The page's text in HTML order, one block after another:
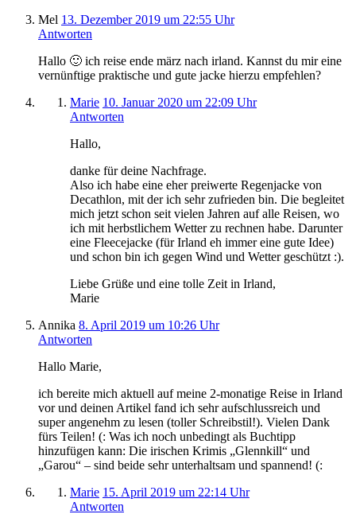
Mel 13. Dezember 2019 um 22:55 Uhr
Antworten
Hallo 🙂 ich reise ende märz nach irland. Kannst du mir eine
vernünftige praktische und gute jacke hierzu empfehlen?
Marie 10. Januar 2020 um 22:09 Uhr
Antworten
Hallo,
danke für deine Nachfrage.
Also ich habe eine eher preiwerte Regenjacke von
Decathlon, mit der ich sehr zufrieden bin. Die begleitet
mich jetzt schon seit vielen Jahren auf alle Reisen, wo
ich mit herbstlichem Wetter zu rechnen habe. Darunter
eine Fleecejacke (für Irland eh immer eine gute Idee)
und schon bin ich gegen Wind und Wetter geschützt :).
Liebe Grüße und eine tolle Zeit in Irland,
Marie
Annika 8. April 2019 um 10:26 Uhr
Antworten
Hallo Marie,
ich bereite mich aktuell auf meine 2-monatige Reise in Irland
vor und deinen Artikel fand ich sehr aufschlussreich und
super angenehm zu lesen (toller Schreibstil!). Vielen Dank
fürs Teilen! (: Was ich noch unbedingt als Buchtipp
hinzufügen kann: Die irischen Krimis „Glennkill“ und
„Garou“ – sind beide sehr unterhaltsam und spannend! (:
Marie 15. April 2019 um 22:14 Uhr
Antworten